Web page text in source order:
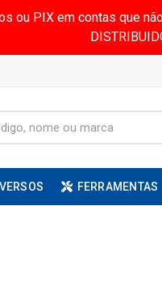
ou PIX em contas que
FERRAMENTAS